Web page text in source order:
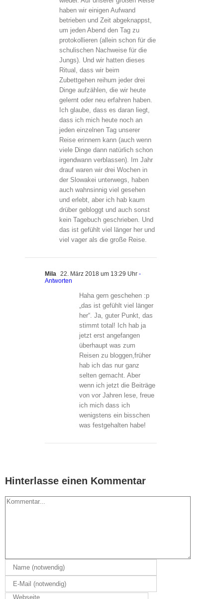
haben wir einigen Aufwand
betrieben und Zeit abgeknappst,
um jeden Abend den Tag zu
protokollieren (allein schon für die
schulischen Nachweise für die
Jungs). Und wir hatten dieses
Ritual, dass wir beim
Zubettgehen reihum jeder drei
Dinge aufzählen, die wir heute
gelernt oder neu erfahren haben.
Ich glaube, dass es daran liegt,
dass ich mich heute noch an
jeden einzelnen Tag unserer
Reise erinnern kann (auch wenn
viele Dinge dann natürlich schon
irgendwann verblassen). Im Jahr
drauf waren wir drei Wochen in
der Slowakei unterwegs, haben
auch wahnsinnig viel gesehen
und erlebt, aber ich hab kaum
drüber gebloggt und auch sonst
kein Tagebuch geschrieben. Und
das ist gefühlt viel länger her und
viel vager als die große Reise.
Mila 22. März 2018 um 13:29 Uhr -
Antworten
Haha gern geschehen :p
„das ist gefühlt viel länger
her“. Ja, guter Punkt, das
stimmt total! Ich hab ja
jetzt erst angefangen
überhaupt was zum
Reisen zu bloggen,früher
hab ich das nur ganz
selten gemacht. Aber
wenn ich jetzt die Beiträge
von vor Jahren lese, freue
ich mich dass ich
wenigstens ein bisschen
was festgehalten habe!
Hinterlasse einen Kommentar
Kommentar